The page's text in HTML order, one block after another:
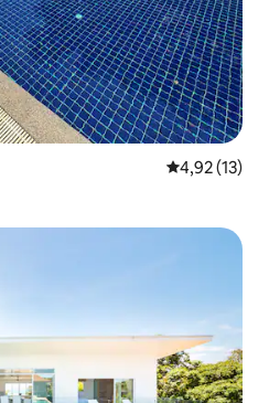
Classificação
4,92 (13)